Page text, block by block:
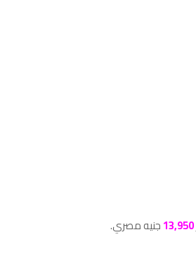
13,950
جنيه مصري.